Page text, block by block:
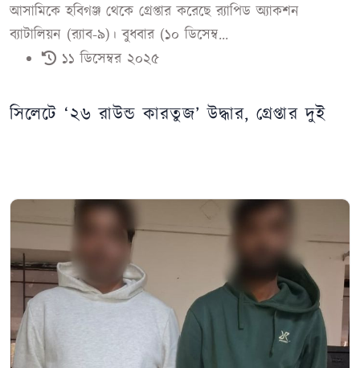
আসামিকে হবিগঞ্জ থেকে গ্রেপ্তার করেছে র‌্যাপিড অ্যাকশন
ব্যাটালিয়ন (র‌্যাব-৯)। বুধবার (১০ ডিসেম্ব...
১১ ডিসেম্বর ২০২৫
সিলেটে ‘২৬ রাউন্ড কারতুজ’ উদ্ধার, গ্রেপ্তার দুই